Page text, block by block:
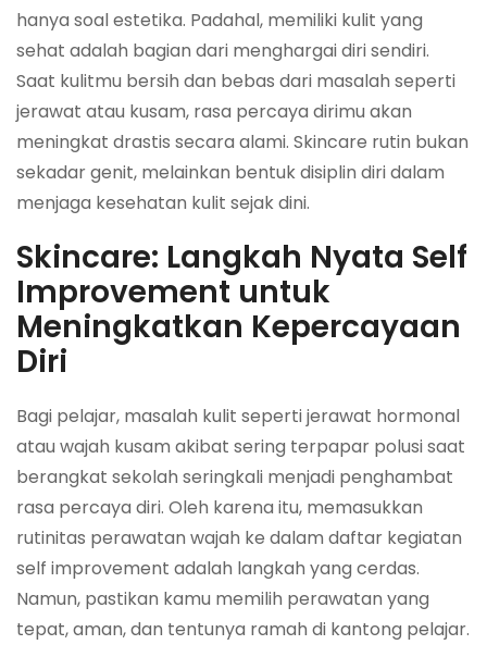
hanya soal estetika. Padahal, memiliki kulit yang
sehat adalah bagian dari menghargai diri sendiri.
Saat kulitmu bersih dan bebas dari masalah seperti
jerawat atau kusam, rasa percaya dirimu akan
meningkat drastis secara alami. Skincare rutin bukan
sekadar genit, melainkan bentuk disiplin diri dalam
menjaga kesehatan kulit sejak dini.
Skincare: Langkah Nyata Self
Improvement untuk
Meningkatkan Kepercayaan
Diri
Bagi pelajar, masalah kulit seperti jerawat hormonal
atau wajah kusam akibat sering terpapar polusi saat
berangkat sekolah seringkali menjadi penghambat
rasa percaya diri. Oleh karena itu, memasukkan
rutinitas perawatan wajah ke dalam daftar kegiatan
self improvement adalah langkah yang cerdas.
Namun, pastikan kamu memilih perawatan yang
tepat, aman, dan tentunya ramah di kantong pelajar.